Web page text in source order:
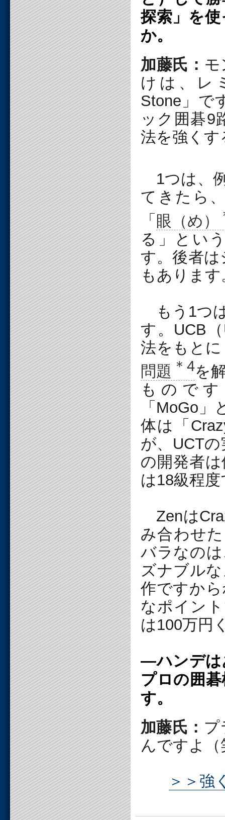
探索」を
か。
加藤氏：
けは、レ
Stone」で
ック囲碁9
法を強く
1つは、
てきたら
「 眼（め）
る」とい
す。後者
もあります
もう1つ
す。UCB
法をもと
問題 ＊4を
もので
「MoGo
体は「
が、UCT
の開発者
は18級程
Zenは
み合わせ
バラなの
ズナブル
作ですか
なポイン
は100万円
―ハンデは
プロの囲
す。
加藤氏： プ
んですよ（
＞＞強